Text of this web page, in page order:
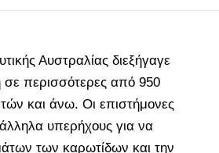
Αυστραλίας διεξήγαγε
περισσότερες από 950
και άνω. Οι επιστήμονες
υπερήχους για να
των καρωτίδων και την